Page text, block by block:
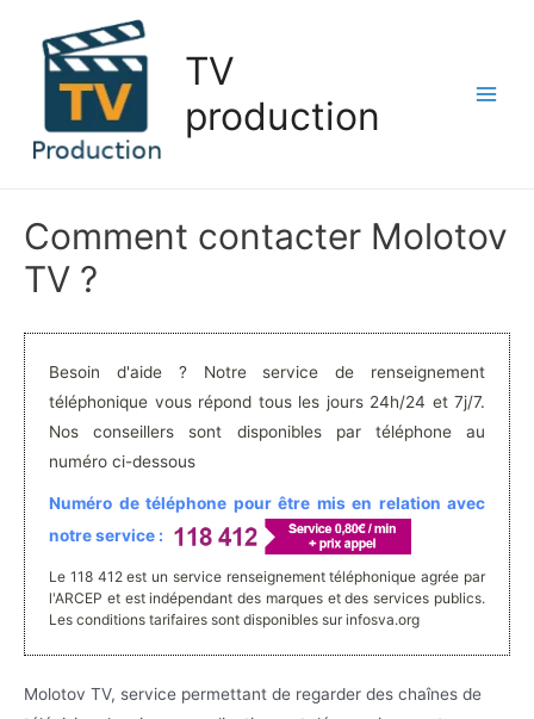
contenu
TV
production
Comment contacter Molotov
TV ?
Besoin d'aide ? Notre service de renseignement
téléphonique vous répond tous les jours 24h/24 et 7j/7.
Nos conseillers sont disponibles par téléphone au
numéro ci-dessous
Numéro de téléphone pour être mis en relation avec
notre service :
Le 118 412 est un service renseignement téléphonique agrée par
l'ARCEP et est indépendant des marques et des services publics.
Les conditions tarifaires sont disponibles sur infosva.org
Molotov TV, service permettant de regarder des chaînes de